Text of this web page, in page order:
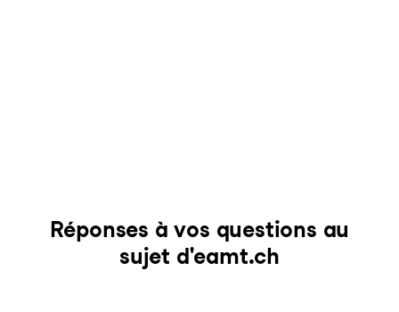
Réponses à vos questions au
sujet d'eamt.ch